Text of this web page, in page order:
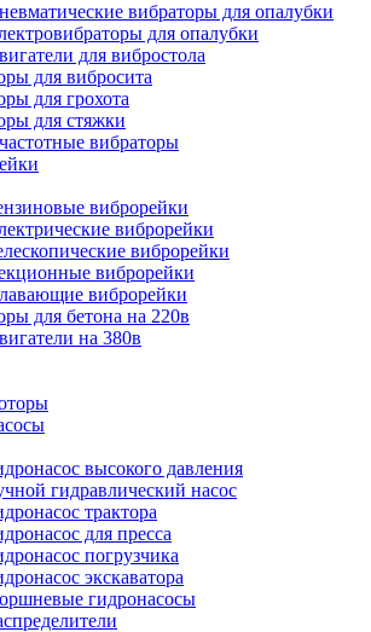
вибраторы для опалубки
для опалубки
для вибростола
для вибросита
для грохота
для стяжки
вибраторы
виброрейки
виброрейки
виброрейки
виброрейки
виброрейки
для бетона на 220в
на 380в
высокого давления
гидравлический насос
трактора
для пресса
погрузчика
экскаватора
гидронасосы